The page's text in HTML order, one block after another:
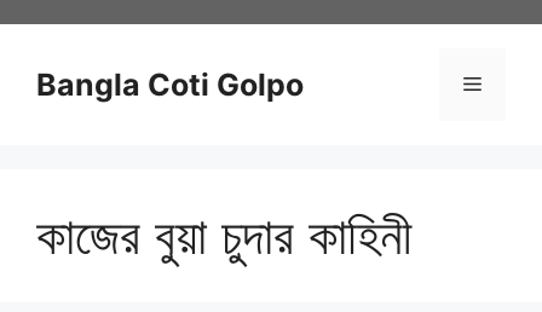
contentBangla Coti Golpo Menu
কাজের বুয়া চুদার কাহিনী